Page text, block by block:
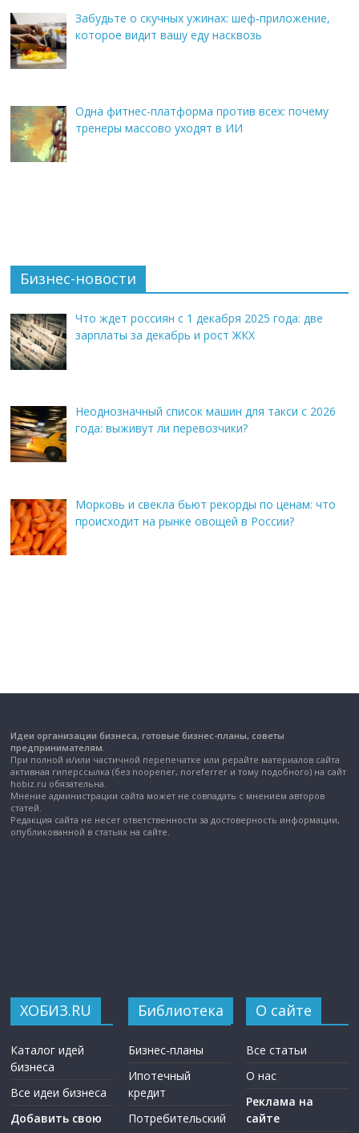
Забудьте о скучных ужинах: шеф-приложение,
которое видит вашу еду насквозь
Одна фитнес-платформа против всех: почему
тренеры массово уходят в ИИ
Бизнес-новости
Что ждет россиян с 1 декабря 2025 года: две
зарплаты за декабрь и рост ЖКХ
Неоднозначный список машин для такси с 2026
года: выживут ли перевозчики?
Морковь и свекла бьют рекорды по ценам: что
происходит на рынке овощей в России?
Идеи организации бизнеса, готовые бизнес-планы, советы
предпринимателям.
При полной и/или частичной перепечатке или рерайте материалов сайта
активная гиперссылка (без noopener, noreferrer и тому подобного) на сайт
hobiz.ru обязательна.
Мнение администрации сайта может не совпадать с мнением авторов
статей.
Редакция сайта не несет ответственности за достоверность информации,
опубликованной в статьях на сайте.
ХОБИЗ.RU
Каталог идей
бизнеса
Все идеи бизнеса
Добавить свою
Библиотека
Бизнес-планы
Ипотечный
кредит
Потребительский
О сайте
Все статьи
О нас
Реклама на
сайте